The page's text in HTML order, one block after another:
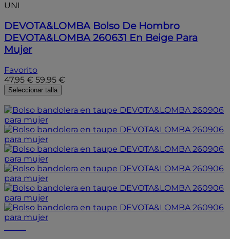
UNI
DEVOTA&LOMBA Bolso De Hombro
DEVOTA&LOMBA 260631 En Beige Para
Mujer
Favorito
47,95 € 59,95 €
Seleccionar talla